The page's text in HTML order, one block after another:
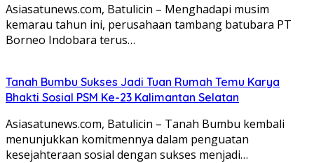
Asiasatunews.com, Batulicin – Menghadapi musim
kemarau tahun ini, perusahaan tambang batubara PT
Borneo Indobara terus…
Tanah Bumbu Sukses Jadi Tuan Rumah Temu Karya
Bhakti Sosial PSM Ke-23 Kalimantan Selatan
Asiasatunews.com, Batulicin – Tanah Bumbu kembali
menunjukkan komitmennya dalam penguatan
kesejahteraan sosial dengan sukses menjadi…